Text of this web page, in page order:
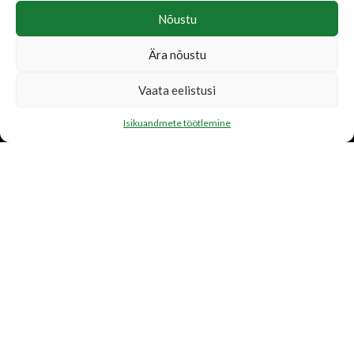
Nõustu
Ära nõustu
Vaata eelistusi
Isikuandmete töötlemine